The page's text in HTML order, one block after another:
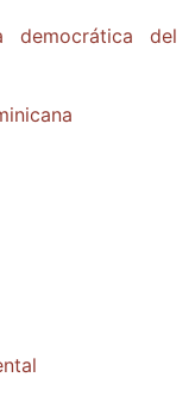
democrática del